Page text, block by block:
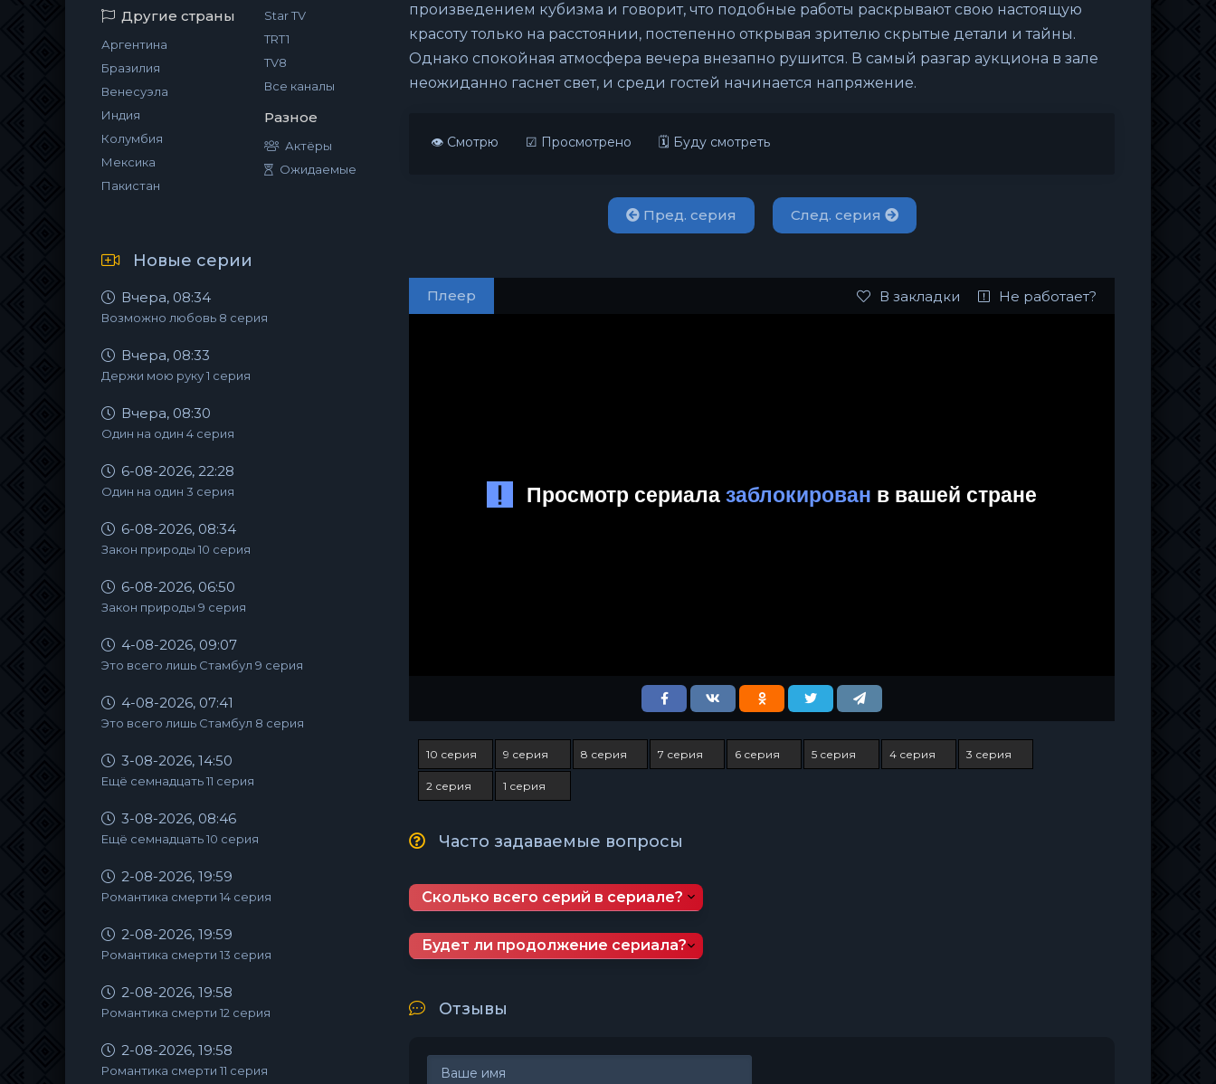
Другие страны
Аргентина
Бразилия
Венесуэла
Индия
Колумбия
Мексика
Пакистан
Star TV
TRT1
TV8
Все каналы
Разное
Актёры
Ожидаемые
Новые серии
Вчера, 08:34
Возможно любовь 8 серия
Вчера, 08:33
Держи мою руку 1 серия
Вчера, 08:30
Один на один 4 серия
6-08-2026, 22:28
Один на один 3 серия
6-08-2026, 08:34
Закон природы 10 серия
6-08-2026, 06:50
Закон природы 9 серия
4-08-2026, 09:07
Это всего лишь Стамбул 9 серия
4-08-2026, 07:41
Это всего лишь Стамбул 8 серия
3-08-2026, 14:50
Ещё семнадцать 11 серия
3-08-2026, 08:46
Ещё семнадцать 10 серия
2-08-2026, 19:59
Романтика смерти 14 серия
2-08-2026, 19:59
Романтика смерти 13 серия
2-08-2026, 19:58
Романтика смерти 12 серия
2-08-2026, 19:58
Романтика смерти 11 серия
произведением кубизма и говорит, что подобные работы раскрывают свою настоящую
красоту только на расстоянии, постепенно открывая зрителю скрытые детали и тайны.
Однако спокойная атмосфера вечера внезапно рушится. В самый разгар аукциона в зале
неожиданно гаснет свет, и среди гостей начинается напряжение.
👁 Смотрю ☑ Просмотрено 🗓 Буду смотреть
Пред. серия След. серия
Плеер В закладки Не работает?
10 серия 9 серия 8 серия 7 серия 6 серия 5 серия 4 серия 3 серия
2 серия 1 серия
Часто задаваемые вопросы
Сколько всего серий в сериале?
Будет ли продолжение сериала?
Отзывы